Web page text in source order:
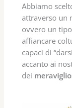
Abbiamo
attraverso un
ovvero un
affiancare
capaci di
accanto ai
dei